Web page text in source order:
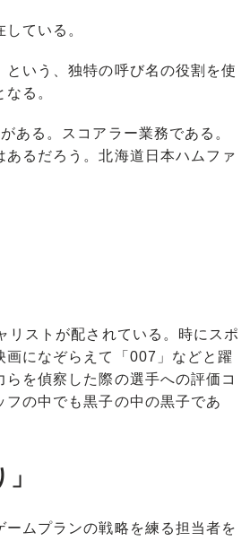
ている。
いう、独特の呼び名の役割を使
る。
ある。スコアラー業務である。
るだろう。北海道日本ハムファ
ストが配されている。時にスポ
になぞらえて「007」などと躍
を偵察した際の選手への評価コ
の中でも黒子の中の黒子であ
ムプランの戦略を練る担当者を